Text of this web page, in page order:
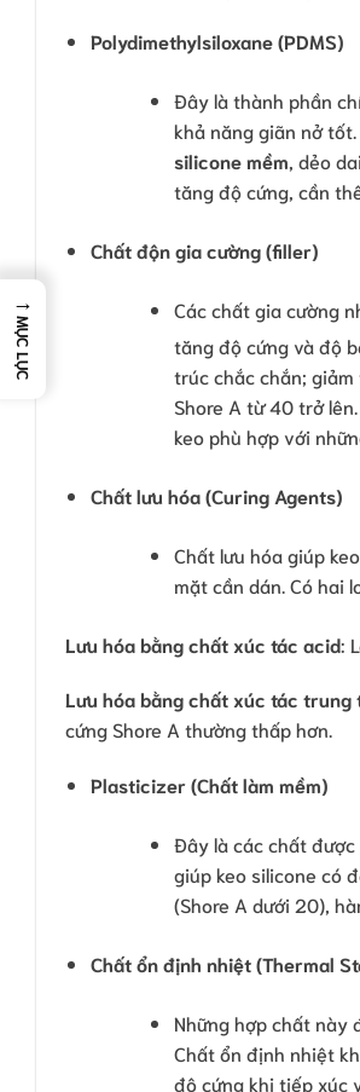
Polydimethylsiloxane (PDMS)
Đây là thành phần
khả năng giãn nở
silicone mềm, dẻo
tăng độ cứng, cần
Chất độn gia cường (filler)
Các chất gia cường
tăng độ cứng và độ
trúc chắc chắn;
Shore A từ 40 trở
keo phù hợp với
Chất lưu hóa (Curing Agents)
Chất lưu hóa giúp
mặt cần dán. Có hai
Lưu hóa bằng chất xúc tác acid:
Lưu hóa bằng chất xúc tác trung
cứng Shore A thường thấp hơn.
Plasticizer (Chất làm mềm)
Đây là các chất được
giúp keo silicone có
(Shore A dưới 20),
Chất ổn định nhiệt (Thermal
Những hợp chất này
Chất ổn định nhiệt
độ cứng khi tiếp xúc
→
MỤC LỤC